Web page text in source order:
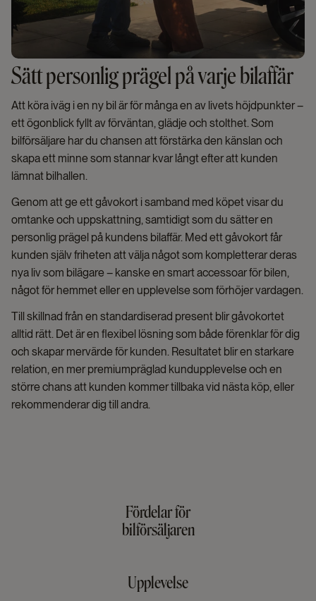
Sätt personlig prägel på varje bilaffär
Att köra iväg i en ny bil är för många en av livets höjdpunkter –
ett ögonblick fyllt av förväntan, glädje och stolthet. Som
bilförsäljare har du chansen att förstärka den känslan och
skapa ett minne som stannar kvar långt efter att kunden
lämnat bilhallen.
Genom att ge ett gåvokort i samband med köpet visar du
omtanke och uppskattning, samtidigt som du sätter en
personlig prägel på kundens bilaffär. Med ett gåvokort får
kunden själv friheten att välja något som kompletterar deras
nya liv som bilägare – kanske en smart accessoar för bilen,
något för hemmet eller en upplevelse som förhöjer vardagen.
Till skillnad från en standardiserad present blir gåvokortet
alltid rätt. Det är en flexibel lösning som både förenklar för dig
och skapar mervärde för kunden. Resultatet blir en starkare
relation, en mer premiumpräglad kundupplevelse och en
större chans att kunden kommer tillbaka vid nästa köp, eller
rekommenderar dig till andra.
Fördelar för
bilförsäljaren
Upplevelse